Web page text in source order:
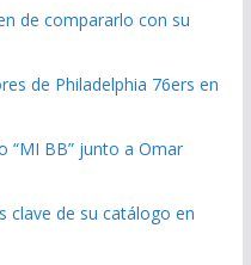
de compararlo con su
de Philadelphia 76ers en
“MI BB” junto a Omar
clave de su catálogo en